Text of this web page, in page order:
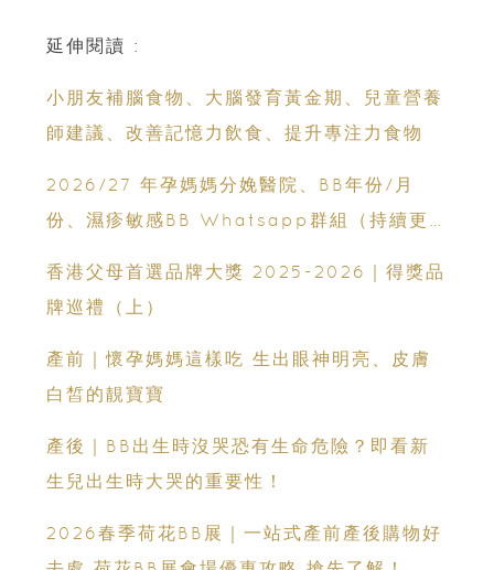
延伸閱讀 :
小朋友補腦食物、大腦發育黃金期、兒童營養
師建議、改善記憶力飲食、提升專注力食物
2026/27 年孕媽媽分娩醫院、BB年份/月
份、濕疹敏感BB Whatsapp群組（持續更
香港父母首選品牌大獎 2025-2026｜得獎品
牌巡禮（上）
產前｜懷孕媽媽這樣吃 生出眼神明亮、皮膚
白皙的靚寶寶
產後｜BB出生時沒哭恐有生命危險？即看新
生兒出生時大哭的重要性！
2026春季荷花BB展｜一站式產前產後購物好